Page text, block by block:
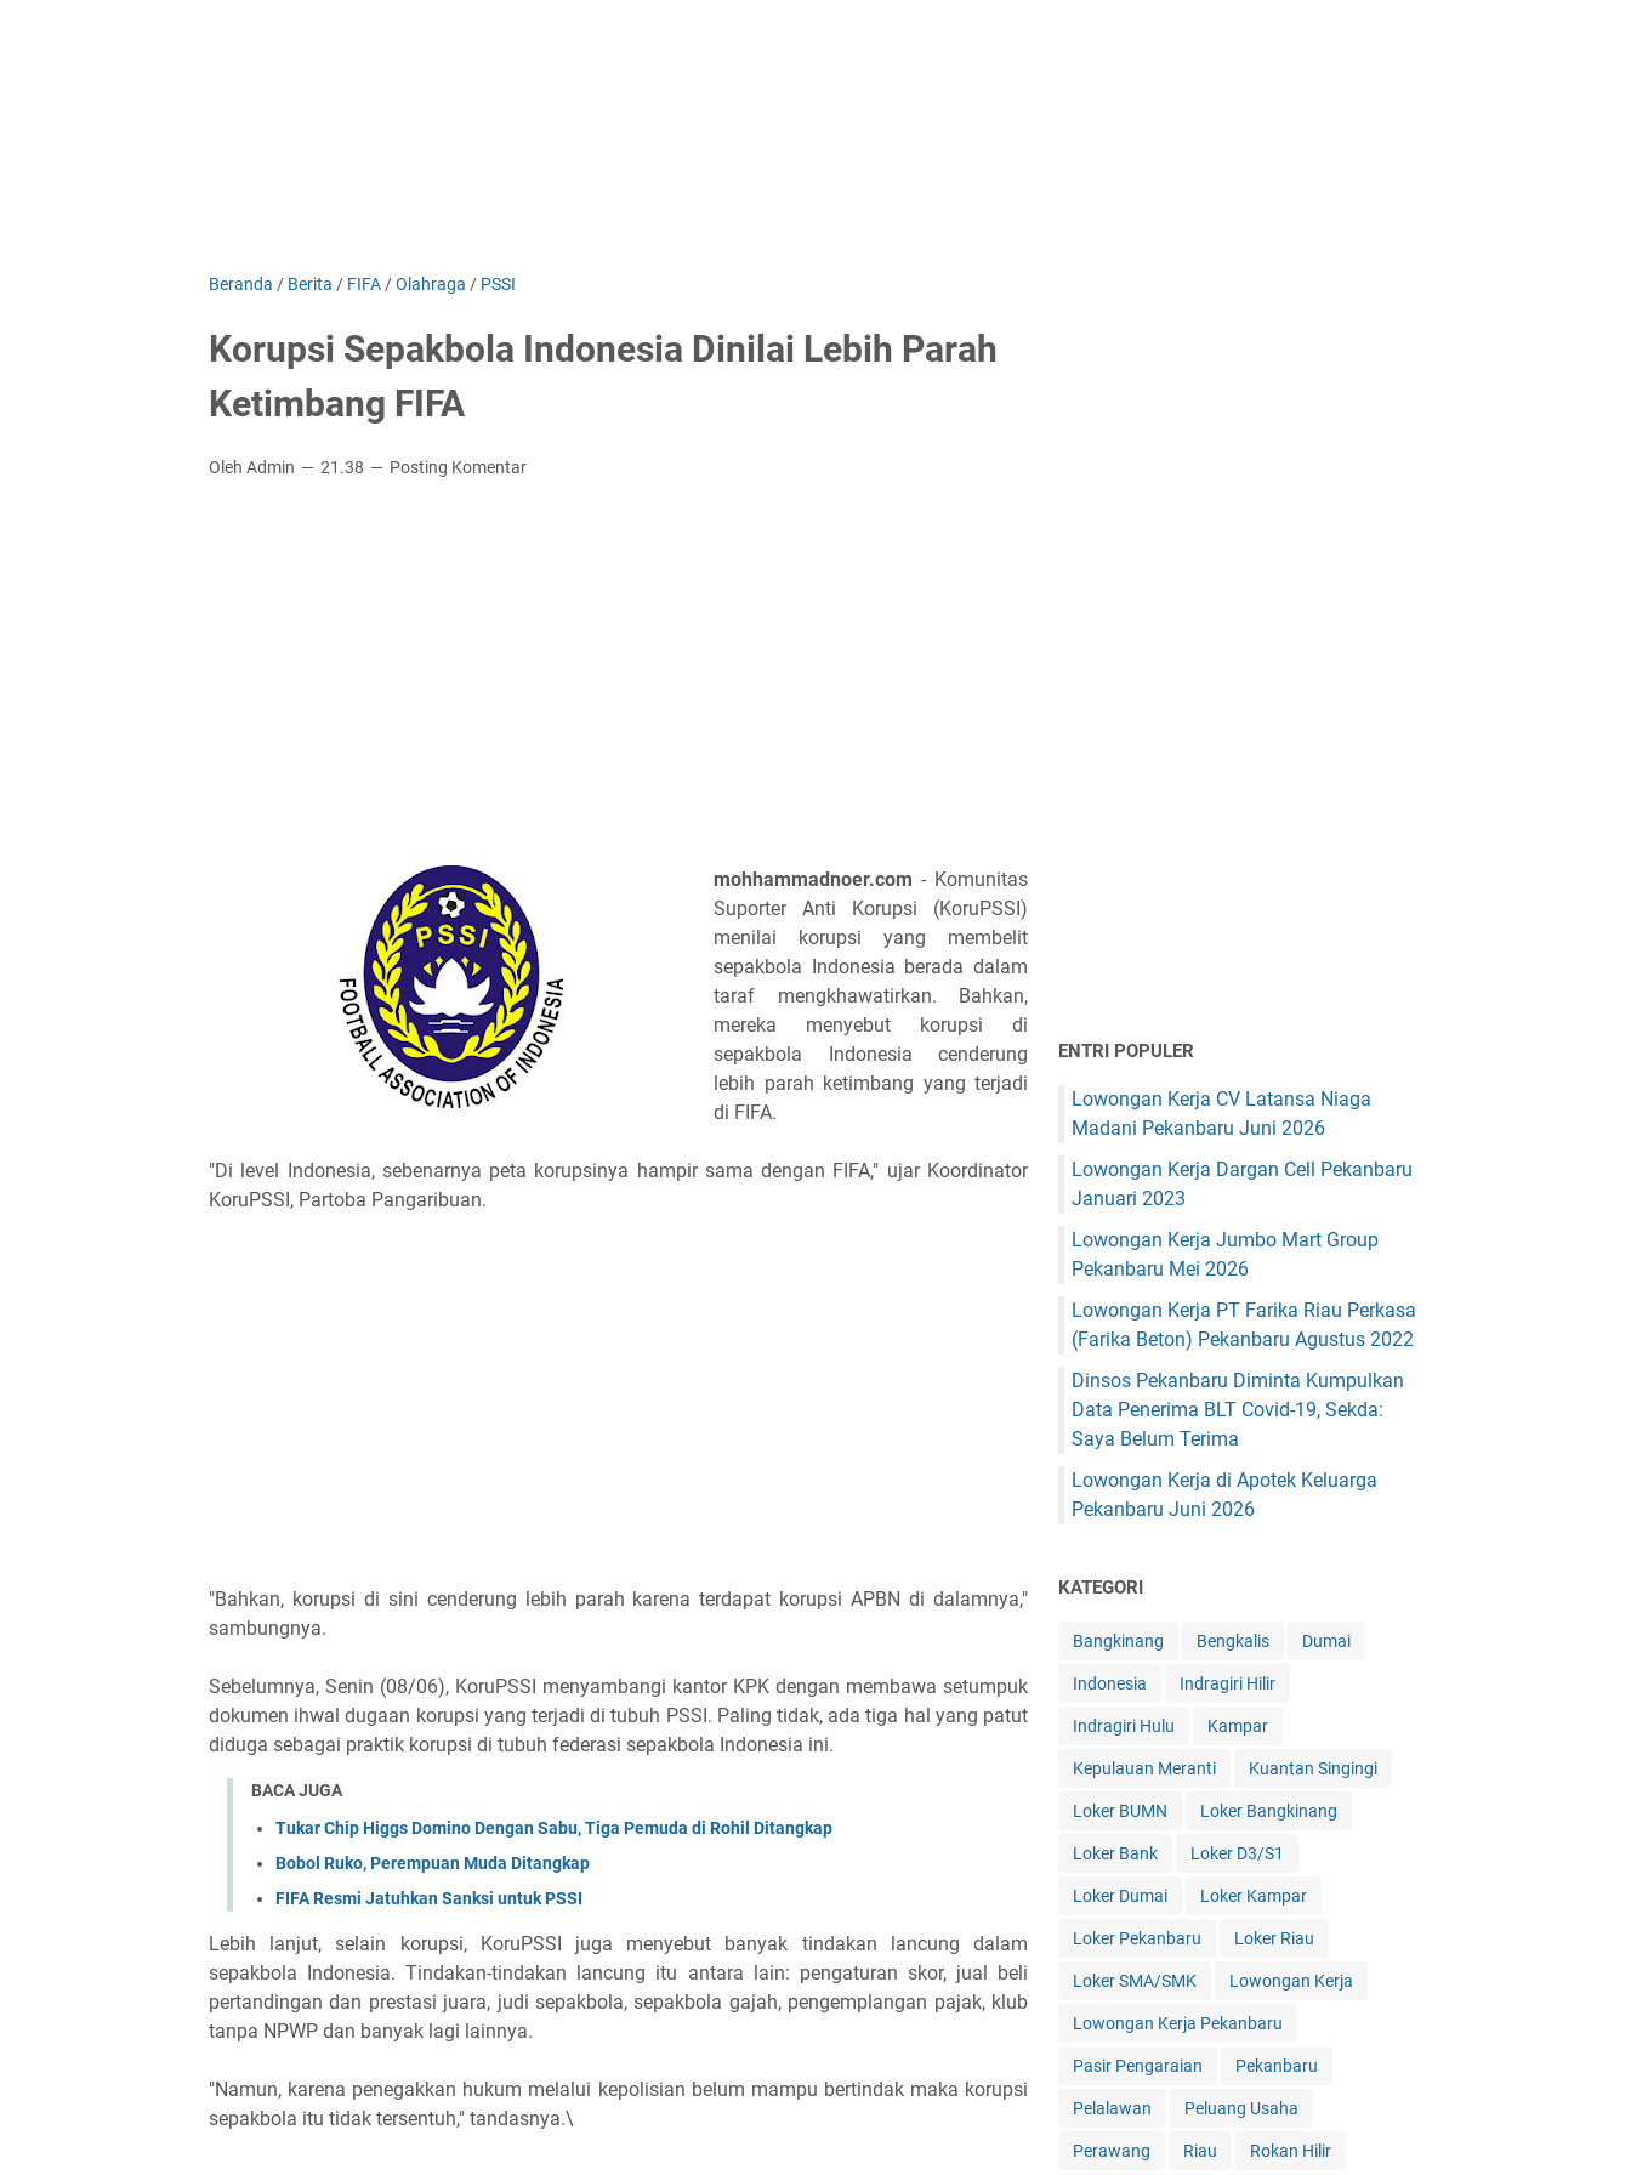
Beranda / Berita / FIFA /Olahraga / PSSI
Korupsi Sepakbola Indonesia Dinilai Lebih Parah
Ketimbang FIFA
Oleh Admin 21.38 Posting Komentar
mohhammadnoer.com - Komunitas
Suporter Anti Korupsi (KoruPSSI)
menilai korupsi yang membelit
sepakbola Indonesia berada dalam
taraf mengkhawatirkan. Bahkan,
mereka menyebut korupsi di
sepakbola Indonesia cenderung
lebih parah ketimbang yang terjadi
di FIFA.
"Di level Indonesia, sebenarnya peta korupsinya hampir sama dengan FIFA," ujar Koordinator
KoruPSSI, Partoba Pangaribuan.
"Bahkan, korupsi di sini cenderung lebih parah karena terdapat korupsi APBN di dalamnya,"
sambungnya.
Sebelumnya, Senin (08/06), KoruPSSI menyambangi kantor KPK dengan membawa setumpuk
dokumen ihwal dugaan korupsi yang terjadi di tubuh PSSI. Paling tidak, ada tiga hal yang patut
diduga sebagai praktik korupsi di tubuh federasi sepakbola Indonesia ini.
BACA JUGA
Tukar Chip Higgs Domino Dengan Sabu, Tiga Pemuda di Rohil Ditangkap
Bobol Ruko, Perempuan Muda Ditangkap
FIFA Resmi Jatuhkan Sanksi untuk PSSI
Lebih lanjut, selain korupsi, KoruPSSI juga menyebut banyak tindakan lancung dalam
sepakbola Indonesia. Tindakan-tindakan lancung itu antara lain: pengaturan skor, jual beli
pertandingan dan prestasi juara, judi sepakbola, sepakbola gajah, pengemplangan pajak, klub
tanpa NPWP dan banyak lagi lainnya.
"Namun, karena penegakkan hukum melalui kepolisian belum mampu bertindak maka korupsi
sepakbola itu tidak tersentuh," tandasnya.\
ENTRI POPULER
Lowongan Kerja CV Latansa Niaga
Madani Pekanbaru Juni 2026
Lowongan Kerja Dargan Cell Pekanbaru
Januari 2023
Lowongan Kerja Jumbo Mart Group
Pekanbaru Mei 2026
Lowongan Kerja PT Farika Riau Perkasa
(Farika Beton) Pekanbaru Agustus 2022
Dinsos Pekanbaru Diminta Kumpulkan
Data Penerima BLT Covid-19, Sekda:
Saya Belum Terima
Lowongan Kerja di Apotek Keluarga
Pekanbaru Juni 2026
KATEGORI
Bangkinang Bengkalis Dumai
Indonesia Indragiri Hilir
Indragiri Hulu Kampar
Kepulauan Meranti Kuantan Singingi
Loker BUMN Loker Bangkinang
Loker Bank Loker D3/S1
Loker Dumai Loker Kampar
Loker Pekanbaru Loker Riau
Loker SMA/SMK Lowongan Kerja
Lowongan Kerja Pekanbaru
Pasir Pengaraian Pekanbaru
Pelalawan Peluang Usaha
Perawang Riau Rokan Hilir